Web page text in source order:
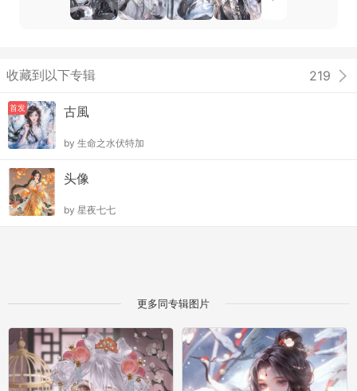
收藏到以下专辑 219
首发 古風
by 生命之水伏特加
头像
by 星夜七七
更多同专辑图片